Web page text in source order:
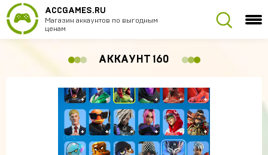
ACCGAMES.RU
Магазин аккаунтов по выгодным
ценам
АККАУНТ 160